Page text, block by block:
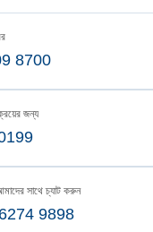
8700
জন্য
9898
সাথে চ্যাট করুন